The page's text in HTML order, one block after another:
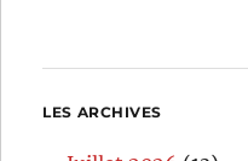
LES ARCHIVES